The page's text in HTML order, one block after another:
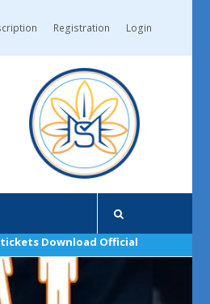
Registration Login
Download Official Link: https://